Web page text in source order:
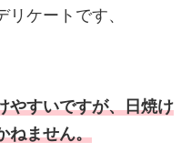
ケートです、
やすいですが、日焼け
ねません。